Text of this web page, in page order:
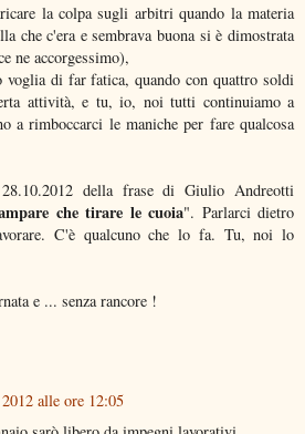
la colpa sugli arbitri quando la materia
che c'era e sembrava buona si è dimostrata
ne accorgessimo),
voglia di far fatica, quando con quattro soldi
attività, e tu, io, noi tutti continuiamo a
a rimboccarci le maniche per fare qualcosa
della frase di Giulio Andreotti
che tirare le cuoia". Parlarci dietro
C'è qualcuno che lo fa. Tu, noi lo
e ... senza rancore !
alle ore 12:05